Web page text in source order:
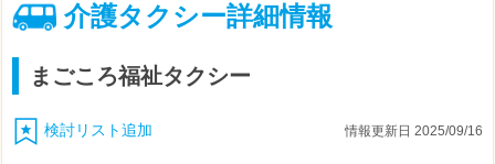
介護タクシー詳細情報
まごころ福祉タクシー
検討リスト追加 情報更新日 2025/09/16